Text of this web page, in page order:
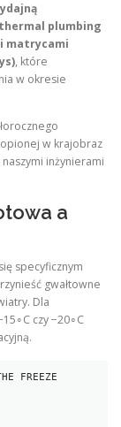
plumbing
matrycami
, które
w okresie
w krajobraz
inżynierami
a
specyficznym
gwałtowne
Dla
czy −20∘C
FREEZE